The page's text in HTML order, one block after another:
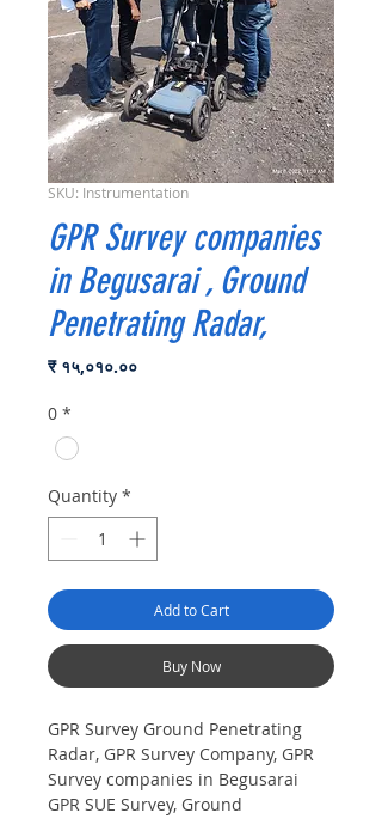
SKU: Instrumentation
GPR Survey companies
in Begusarai , Ground
Penetrating Radar,
₹ १५,०१०.००Price
0 *
Quantity *
Add to Cart
Buy Now
GPR Survey Ground Penetrating
Radar, GPR Survey Company, GPR
Survey companies in Begusarai
GPR SUE Survey, Ground